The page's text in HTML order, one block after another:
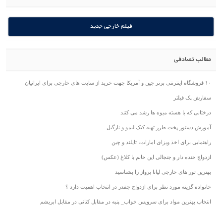
فیلم خارجی جدید
مطالب تصادفی
۱۰ فروشگاه اینترنتی برتر چین و آمریکا جهت خرید از سایت های خارجی برای ایرانیان
سفارش پک فیلتر
درختانی که با هسته میوه ها رشد می کنند
آموزش دستور پخت طرز تهیه کیک لیمو و نارگیل
راهنمایی برای اخذ ویزای امارات، تایلند و چین
ازدواج خنده دار و جنجالی این خانم با کلاغ (عکس)
بهترین تور های خارجی لیانا پرواز را بشناسید
خانواده گزینه مورد نظر برای ازدواج چقدر در انتخاب اهمیت دارد ؟
انتخاب بهترین مواد برای سرویس خواب_ پنبه در مقابل کتانی در مقابل ابریشم